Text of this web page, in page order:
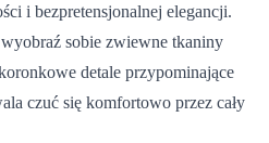
i bezpretensjonalnej elegancji.
sobie zwiewne tkaniny
detale przypominające
czuć się komfortowo przez cały